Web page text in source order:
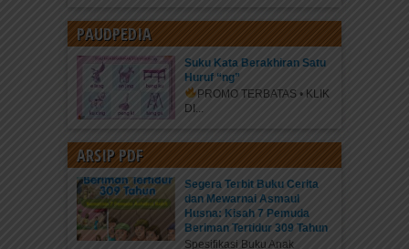
PAUDPEDIA
Suku Kata Berakhiran Satu
Huruf “ng”
PROMO TERBATAS • KLIK
DI...
ARSIP PDF
Segera Terbit Buku Cerita
dan Mewarnai Asmaul
Husna: Kisah 7 Pemuda
Beriman Tertidur 309 Tahun
Spesifikasi Buku Anak